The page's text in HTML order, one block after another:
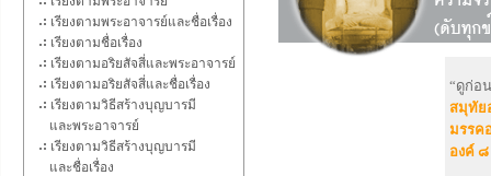
เรียงตามพระอาจารย์และชื่อเรื่อง
เรียงตามชื่อเรื่อง
เรียงตามอริยสัจสี่และพระอาจารย์
เรียงตามอริยสัจสี่และชื่อเรื่อง
เรียงตามวิธีสร้างบุญบารมี
และพระอาจารย์
เรียงตามวิธีสร้างบุญบารมี
และชื่อเรื่อง
“ดูก่อ
สมุทัย
มรรค
องค์ ๘